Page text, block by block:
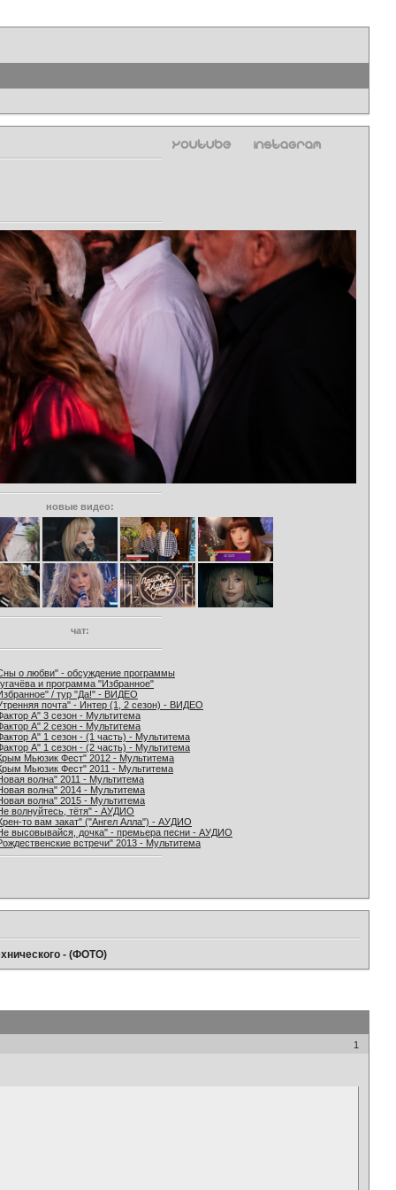
новые видео:
чат:
о любви" - обсуждение программы
и программа "Избранное"
/ тур "Да!" - ВИДЕО
почта" - Интер (1, 2 сезон) - ВИДЕО
А" 3 сезон - Мультитема
А" 2 сезон - Мультитема
А" 1 сезон - (1 часть) - Мультитема
А" 1 сезон - (2 часть) - Мультитема
Мьюзик Фест" 2012 - Мультитема
Мьюзик Фест" 2011 - Мультитема
волна" 2011 - Мультитема
волна" 2014 - Мультитема
волна" 2015 - Мультитема
волнуйтесь, тётя" - АУДИО
то вам закат" ("Ангел Алла") - АУДИО
высовывайся, дочка" - премьера песни - АУДИО
встречи" 2013 - Мультитема
- (ФОТО)
1